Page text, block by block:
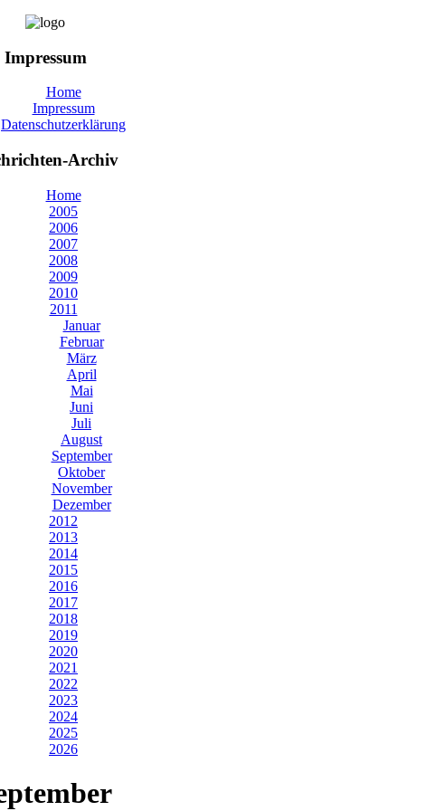
Impressum
Home
Impressum
Datenschutzerklärung
Archiv
Home
2005
2006
2007
2008
2009
2010
2011
Januar
Februar
März
April
Mai
Juni
Juli
August
September
Oktober
November
Dezember
2012
2013
2014
2015
2016
2017
2018
2019
2020
2021
2022
2023
2024
2025
2026